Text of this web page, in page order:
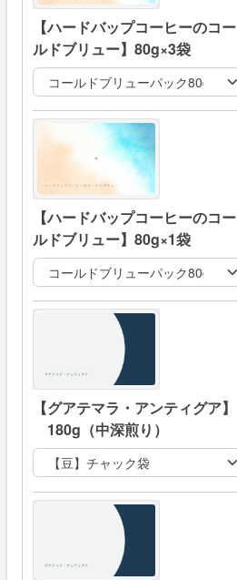
【ハードバップコーヒーのコー
ルドブリュー】80g×3袋
【ハードバップコーヒーのコー
ルドブリュー】80g×1袋
【グアテマラ・アンティグア】
180g（中深煎り）